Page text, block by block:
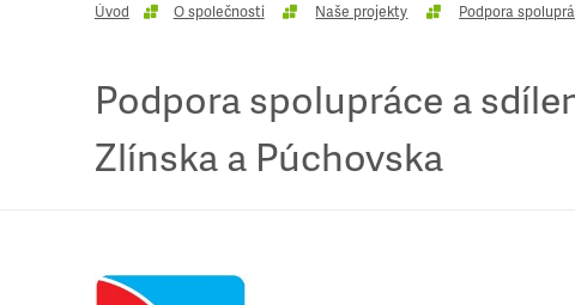
Úvod O společnosti Naše projekty Podpora
Podpora spolupráce a
Zlínska a Púchovska